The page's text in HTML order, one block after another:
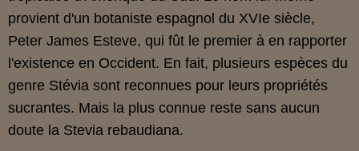
provient d'un botaniste espagnol du XVIe siècle,
Peter James Esteve, qui fût le premier à en rapporter
l'existence en Occident. En fait, plusieurs espèces du
genre Stévia sont reconnues pour leurs propriétés
sucrantes. Mais la plus connue reste sans aucun
doute la Stevia rebaudiana.